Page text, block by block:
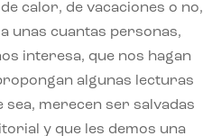
calor, de vacaciones o no,
unas cuantas personas,
interesa, que nos hagan
algunas lecturas
sea, merecen ser salvadas
y que les demos una